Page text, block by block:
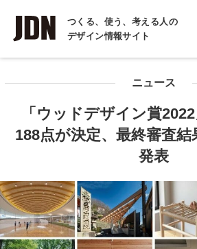
つくる、使う、考える人の
デザイン情報サイト
INTERVIEW
インタビュー
COLUMN
ニュース
「ウッドデザイン賞
188点が決定、最終審査結
発表